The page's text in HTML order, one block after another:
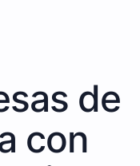
de
con